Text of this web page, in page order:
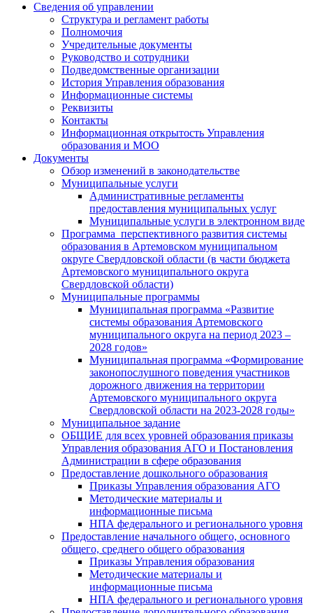
Сведения об управлении
Структура и регламент работы
Полномочия
Учредительные документы
Руководство и сотрудники
Подведомственные организации
История Управления образования
Информационные системы
Реквизиты
Контакты
Информационная открытость Управления
образования и МОО
Документы
Обзор изменений в законодательстве
Муниципальные услуги
Административные регламенты
предоставления муниципальных услуг
Муниципальные услуги в электронном виде
Программа перспективного развития системы
образования в Артемовском муниципальном
округе Свердловской области (в части бюджета
Артемовского муниципального округа
Свердловской области)
Муниципальные программы
Муниципальная программа «Развитие
системы образования Артемовского
муниципального округа на период 2023 –
2028 годов»
Муниципальная программа «Формирование
законопослушного поведения участников
дорожного движения на территории
Артемовского муниципального округа
Свердловской области на 2023-2028 годы»
Муниципальное задание
ОБЩИЕ для всех уровней образования приказы
Управления образования АГО и Постановления
Администрации в сфере образования
Предоставление дошкольного образования
Приказы Управления образования АГО
Методические материалы и
информационные письма
НПА федерального и регионального уровня
Предоставление начального общего, основного
общего, среднего общего образования
Приказы Управления образования
Методические материалы и
информационные письма
НПА федерального и регионального уровня